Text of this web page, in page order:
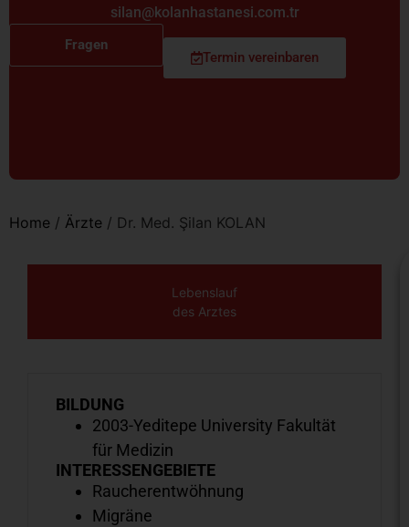
silan@kolanhastanesi.com.tr
Fragen
Termin vereinbaren
Home / Ärzte / Dr. Med. Şilan KOLAN
Lebenslauf
des Arztes
BILDUNG
2003-Yeditepe University Fakultät
für Medizin
INTERESSENGEBIETE
Raucherentwöhnung
Migräne